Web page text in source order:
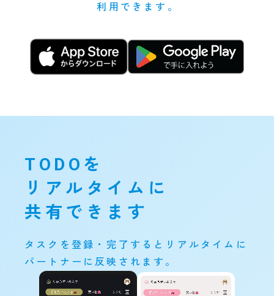
利用できます。
TODOを
リアルタイムに
共有できます
タスクを登録・完了するとリアルタイムに
パートナーに反映されます。